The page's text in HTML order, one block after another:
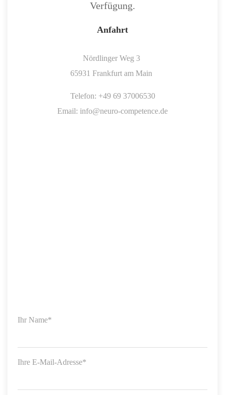
Verfügung.
Anfahrt
Nördlinger Weg 3
65931 Frankfurt am Main
Telefon: +49 69 37006530
Email: info@neuro-competence.de
Ihr Name*
Ihre E-Mail-Adresse*